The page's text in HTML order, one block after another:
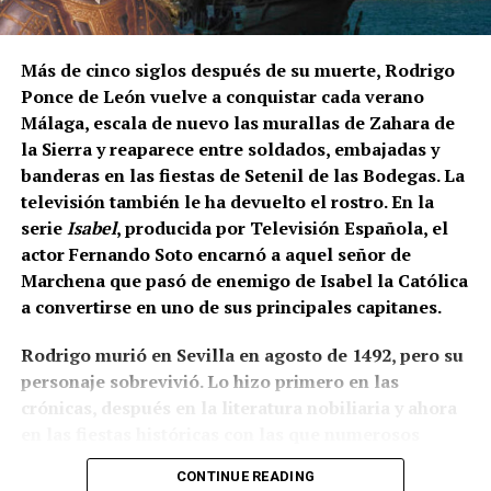
Los contratos suelen durar entre diez días y tres
semanas. Algunos trabajadores enlazan varias
explotaciones y permanecen en Francia durante más
de un mes. La fecha exacta depende de la
maduración de la uva y de las temperaturas.
Cuánto se cobra
El salario mínimo oficial francés es de 12,02 euros
brutos por hora. Sin embargo, las ofertas actuales
consultadas por France Travail ofrecen entre 12,31 y
14,50 euros brutos, dependiendo de la finca y del
trabajo realizado.
CCOO calcula unos ingresos de entre 1.900 y 2.337
euros netos mensuales, que pueden aproximarse a
Más de cinco siglos después de su muerte, Rodrigo
Ponce de León vuelve a conquistar cada verano
Málaga, escala de nuevo las murallas de Zahara de
la Sierra y reaparece entre soldados, embajadas y
banderas en las fiestas de Setenil de las Bodegas. La
televisión también le ha devuelto el rostro. En la
serieIsabel, producida por Televisión Española, el
actor Fernando Soto encarnó a aquel señor de
Marchena que pasó de enemigo de Isabel la Católica
a convertirse en uno de sus principales capitanes.
Rodrigo murió en Sevilla en agosto de 1492, pero su
personaje sobrevivió. Lo hizo primero en las
crónicas, después en la literatura nobiliaria y ahora
municipios andaluces reconstruyen su pasado. Como
CONTINUE READING